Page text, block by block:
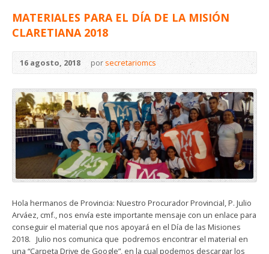
MATERIALES PARA EL DÍA DE LA MISIÓN
CLARETIANA 2018
16 agosto, 2018 porsecretariomcs
Hola hermanos de Provincia: Nuestro Procurador Provincial, P. Julio
Arváez, cmf., nos envía este importante mensaje con un enlace para
conseguir el material que nos apoyará en el Día de las Misiones
2018. Julio nos comunica que podremos encontrar el material en
una “Carpeta Drive de Google”, en la cual podemos descargar los